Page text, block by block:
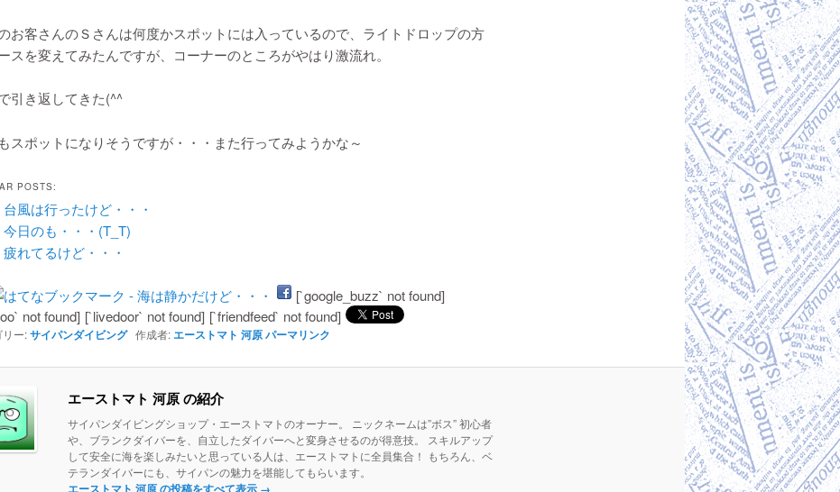
お客さんのＳさんは何度かスポットには入っているので、ライトドロップの方
スを変えてみたんですが、コーナーのところがやはり激流れ。
引き返してきた(^^ゞ
スポットになりそうですが・・・また行ってみようかな～
POSTS:
台風は行ったけど・・・
今日のも・・・(T_T)
疲れてるけど・・・
[`google_buzz` not found]
not found] [`livedoor` not found] [`friendfeed` not found]
リー:サイパンダイビング作成者: エーストマト 河原パーマリンク
エーストマト 河原 の紹介
サイパンダイビングショップ・エーストマトのオーナー。 ニックネームは”ボス” 初心者
や、ブランクダイバーを、自立したダイバーへと変身させるのが得意技。 スキルアップ
して安全に海を楽しみたいと思っている人は、エーストマトに全員集合！ もちろん、ベ
テランダイバーにも、サイパンの魅力を堪能してもらいます。
エーストマト 河原 の投稿をすべて表示 →